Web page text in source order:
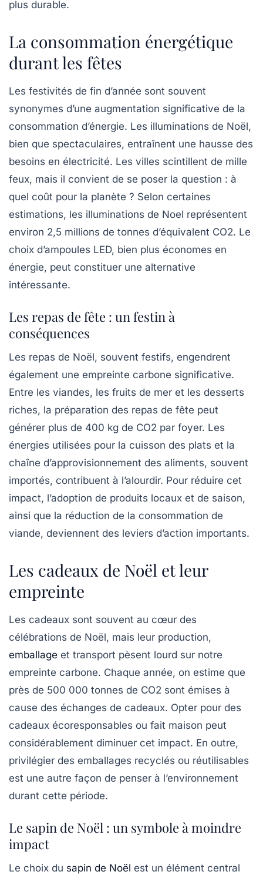
plus durable.
La consommation énergétique
durant les fêtes
Les festivités de fin d’année sont souvent
synonymes d’une augmentation significative de la
consommation d’énergie. Les illuminations de Noël,
bien que spectaculaires, entraînent une hausse des
besoins en électricité. Les villes scintillent de mille
feux, mais il convient de se poser la question : à
quel coût pour la planète ? Selon certaines
estimations, les illuminations de Noel représentent
environ 2,5 millions de tonnes d’équivalent CO2. Le
choix d’ampoules LED, bien plus économes en
énergie, peut constituer une alternative
intéressante.
Les repas de fête : un festin à
conséquences
Les repas de Noël, souvent festifs, engendrent
également une empreinte carbone significative.
Entre les viandes, les fruits de mer et les desserts
riches, la préparation des repas de fête peut
générer plus de 400 kg de CO2 par foyer. Les
énergies utilisées pour la cuisson des plats et la
chaîne d’approvisionnement des aliments, souvent
importés, contribuent à l’alourdir. Pour réduire cet
impact, l’adoption de produits locaux et de saison,
ainsi que la réduction de la consommation de
viande, deviennent des leviers d’action importants.
Les cadeaux de Noël et leur
empreinte
Les cadeaux sont souvent au cœur des
célébrations de Noël, mais leur production,
emballage et transport pèsent lourd sur notre
empreinte carbone. Chaque année, on estime que
près de 500 000 tonnes de CO2 sont émises à
cause des échanges de cadeaux. Opter pour des
cadeaux écoresponsables ou fait maison peut
considérablement diminuer cet impact. En outre,
privilégier des emballages recyclés ou réutilisables
est une autre façon de penser à l’environnement
durant cette période.
Le sapin de Noël : un symbole à moindre
impact
Le choix du sapin de Noël est un élément central